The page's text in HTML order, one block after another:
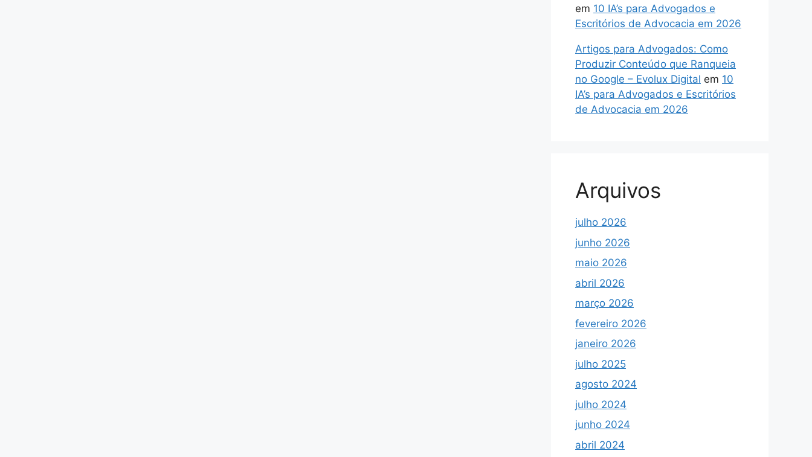
em 10 IA’s para Advogados e
Escritórios de Advocacia em 2026
Artigos para Advogados: Como
Produzir Conteúdo que Ranqueia
no Google – Evolux Digital em 10
IA’s para Advogados e Escritórios
de Advocacia em 2026
Arquivos
julho 2026
junho 2026
maio 2026
abril 2026
março 2026
fevereiro 2026
janeiro 2026
julho 2025
agosto 2024
julho 2024
junho 2024
abril 2024